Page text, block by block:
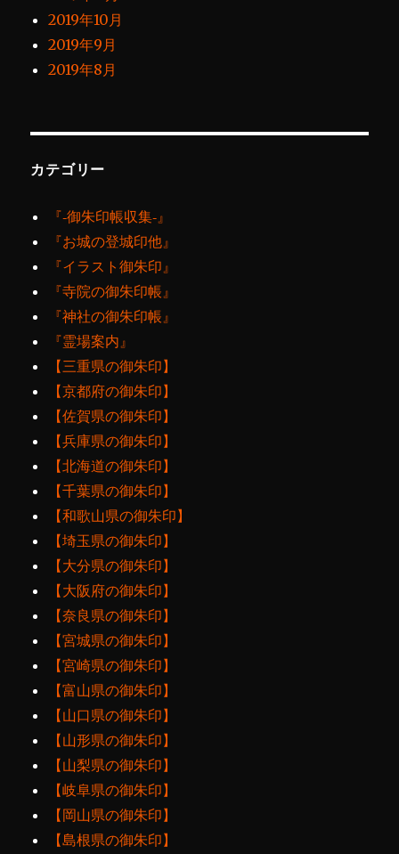
2019年10月
2019年9月
2019年8月
カテゴリー
『‐御朱印帳収集‐』
『お城の登城印他』
『イラスト御朱印』
『寺院の御朱印帳』
『神社の御朱印帳』
『霊場案内』
【三重県の御朱印】
【京都府の御朱印】
【佐賀県の御朱印】
【兵庫県の御朱印】
【北海道の御朱印】
【千葉県の御朱印】
【和歌山県の御朱印】
【埼玉県の御朱印】
【大分県の御朱印】
【大阪府の御朱印】
【奈良県の御朱印】
【宮城県の御朱印】
【宮崎県の御朱印】
【富山県の御朱印】
【山口県の御朱印】
【山形県の御朱印】
【山梨県の御朱印】
【岐阜県の御朱印】
【岡山県の御朱印】
【島根県の御朱印】